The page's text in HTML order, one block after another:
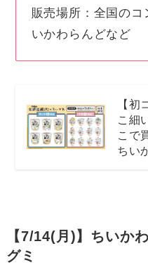
販売場所：全国の
いかわらんどなど
【初
こ細
こで
ちい
【7/14(月)】ちいか
グミ